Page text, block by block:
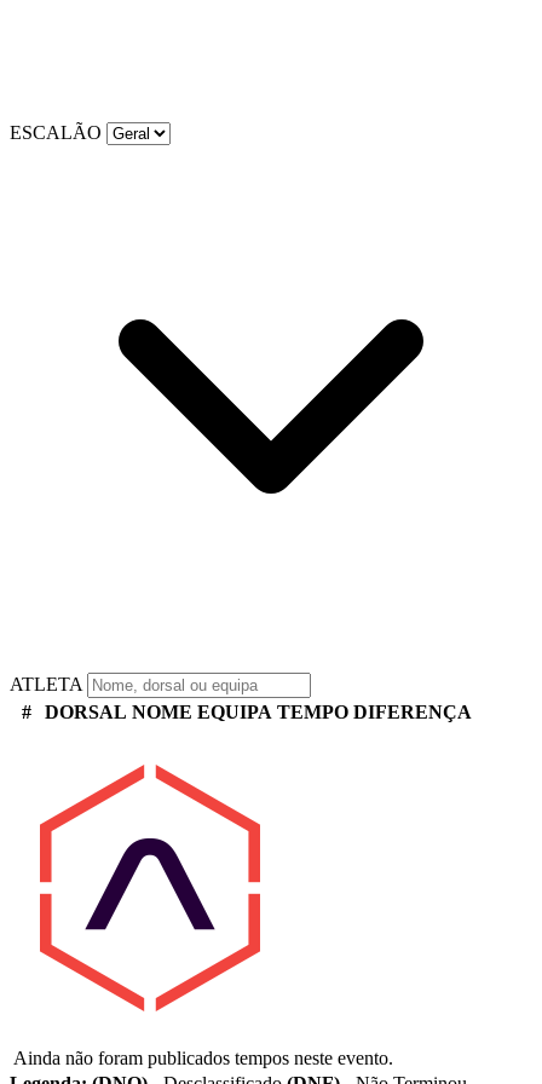
ESCALÃO
ATLETA
#
DORSAL NOME EQUIPA TEMPO DIFERENÇA
Ainda não foram publicados tempos neste evento.